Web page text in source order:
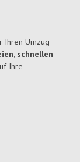
Ihren Umzug
schnellen
Ihre